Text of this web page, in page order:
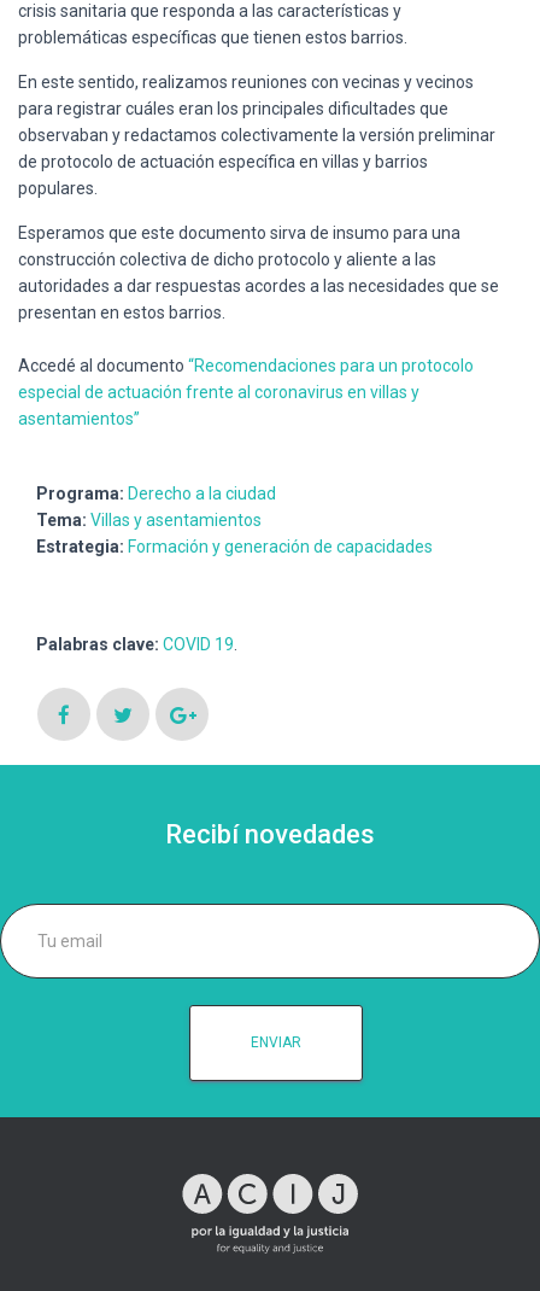
crisis sanitaria que responda a las características y
problemáticas específicas que tienen estos barrios.
En este sentido, realizamos reuniones con vecinas y vecinos
para registrar cuáles eran los principales dificultades que
observaban y redactamos colectivamente la versión preliminar
de protocolo de actuación específica en villas y barrios
populares.
Esperamos que este documento sirva de insumo para una
construcción colectiva de dicho protocolo y aliente a las
autoridades a dar respuestas acordes a las necesidades que se
presentan en estos barrios.
Accedé al documento “Recomendaciones para un protocolo
especial de actuación frente al coronavirus en villas y
asentamientos”
Programa: Derecho a la ciudad
Tema: Villas y asentamientos
Estrategia: Formación y generación de capacidades
Palabras clave: COVID 19.
Recibí novedades